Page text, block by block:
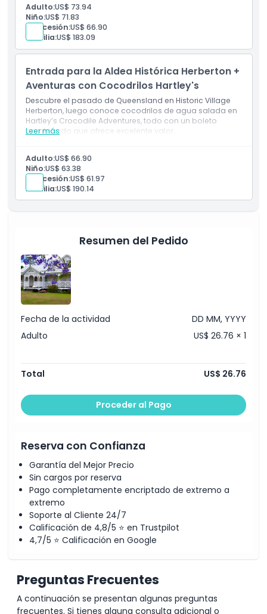
Código de Vestimenta
Política de Cancelación
Adulto:US$ 73.94
Niño:US$ 71.83
Concesión:US$ 66.90
Familia:US$ 183.09
Entrada para la Aldea Histórica Herberton +
Aventuras con Cocodrilos Hartley's
Descubre el pasado de Queensland en Historic Village
Herberton, luego conoce cocodrilos de agua salada en
Hartley’s Crocodile Adventures, todo con un boleto
combinado que ofrece excelente valor.
Leer más
Adulto:US$ 66.90
Niño:US$ 63.38
Concesión:US$ 61.97
Familia:US$ 190.14
Resumen del Pedido
Fecha de la actividad
DD MM, YYYY
Adulto
US$ 26.76 × 1
Total US$ 26.76
Proceder al Pago
Reserva con Confianza
Garantía del Mejor Precio
Sin cargos por reserva
Pago completamente encriptado de extremo a
extremo
Soporte al Cliente 24/7
Calificación de 4,8/5 ⭐ en Trustpilot
4,7/5 ⭐ Calificación en Google
Preguntas Frecuentes
A continuación se presentan algunas preguntas
frecuentes. Si tienes alguna consulta adicional o